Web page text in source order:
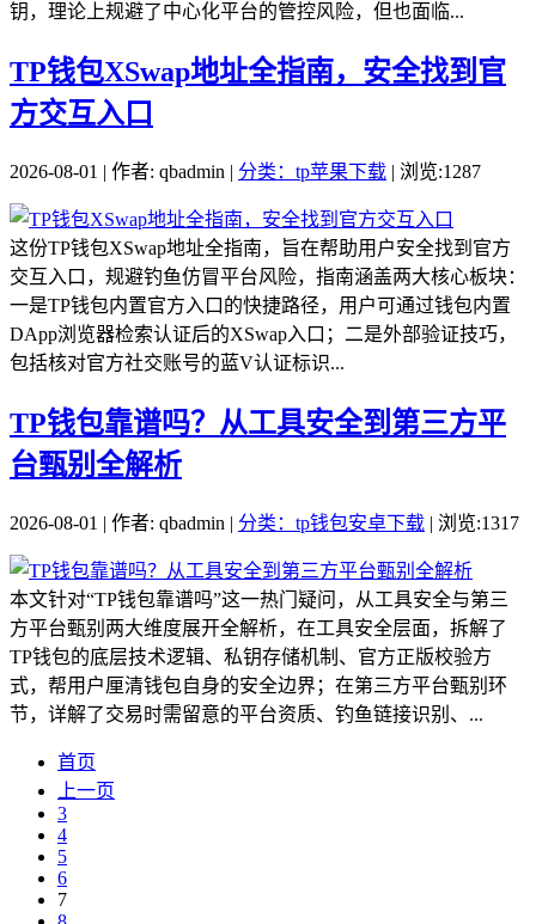
钥，理论上规避了中心化平台的管控风险，但也面临...
TP钱包XSwap地址全指南，安全找到官
方交互入口
2026-08-01 | 作者: qbadmin | 分类：tp苹果下载 | 浏览:1287
这份TP钱包XSwap地址全指南，旨在帮助用户安全找到官方
交互入口，规避钓鱼仿冒平台风险，指南涵盖两大核心板块：
一是TP钱包内置官方入口的快捷路径，用户可通过钱包内置
DApp浏览器检索认证后的XSwap入口；二是外部验证技巧，
包括核对官方社交账号的蓝V认证标识...
TP钱包靠谱吗？从工具安全到第三方平
台甄别全解析
2026-08-01 | 作者: qbadmin | 分类：tp钱包安卓下载 | 浏览:1317
本文针对“TP钱包靠谱吗”这一热门疑问，从工具安全与第三
方平台甄别两大维度展开全解析，在工具安全层面，拆解了
TP钱包的底层技术逻辑、私钥存储机制、官方正版校验方
式，帮用户厘清钱包自身的安全边界；在第三方平台甄别环
节，详解了交易时需留意的平台资质、钓鱼链接识别、...
首页
上一页
3
4
5
6
7